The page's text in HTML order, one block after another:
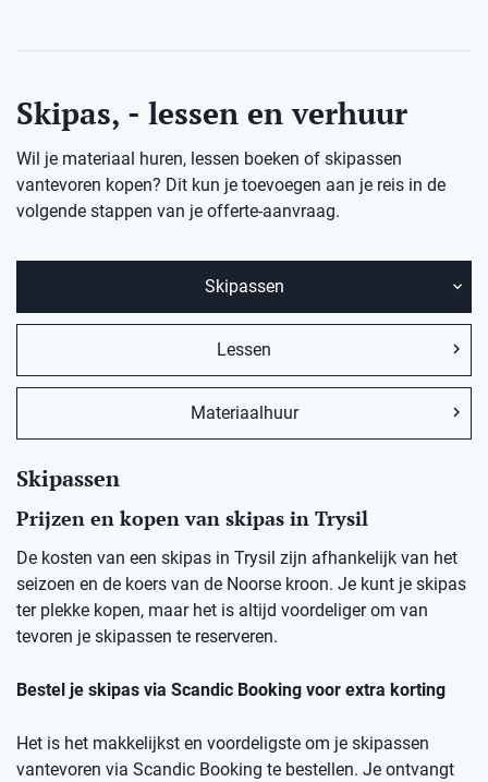
Skipas, - lessen en verhuur
Wil je materiaal huren, lessen boeken of skipassen
vantevoren kopen? Dit kun je toevoegen aan je reis in de
volgende stappen van je offerte-aanvraag.
Skipassen
Lessen
Materiaalhuur
Skipassen
Prijzen en kopen van skipas in Trysil
De kosten van een skipas in Trysil zijn afhankelijk van het
seizoen en de koers van de Noorse kroon. Je kunt je skipas
ter plekke kopen, maar het is altijd voordeliger om van
tevoren je skipassen te reserveren.
Bestel je skipas via Scandic Booking voor extra korting
Het is het makkelijkst en voordeligste om je skipassen
vantevoren via Scandic Booking te bestellen. Je ontvangt